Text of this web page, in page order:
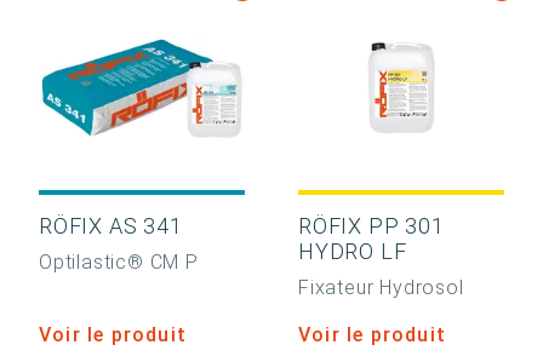
RÖFIX AS 341
Optilastic® CM P
Voir le produit
RÖFIX PP 301
HYDRO LF
Fixateur Hydrosol
Voir le produit